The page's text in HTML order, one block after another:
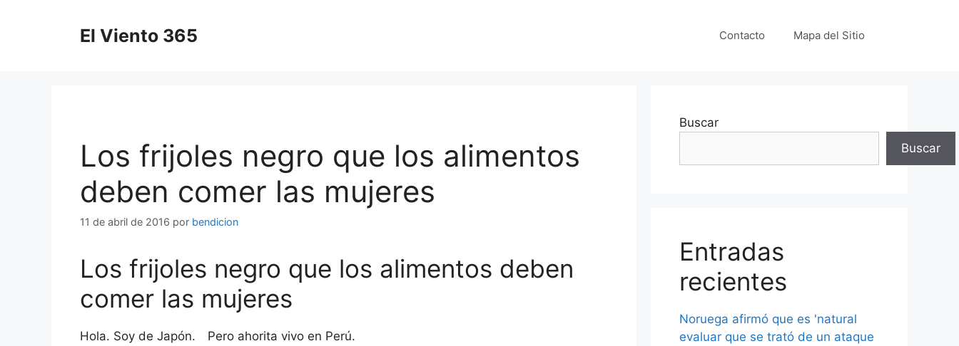
El Viento 365 Contacto Mapa del Sitio
Los frijoles negro que los alimentos
deben comer las mujeres
11 de abril de 2016 por bendicion
Los frijoles negro que los alimentos deben
comer las mujeres
Hola. Soy de Japón. Pero ahorita vivo en Perú.
Buscar
Buscar
Entradas
recientes
Noruega afirmó que es 'natural
evaluar que se trató de un ataque